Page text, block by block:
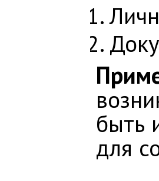
быть
для